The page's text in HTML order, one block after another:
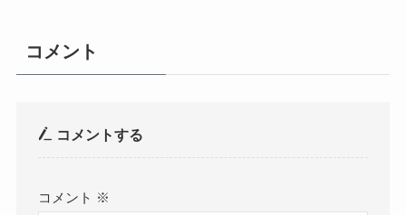
コメント
コメントする
コメント ※